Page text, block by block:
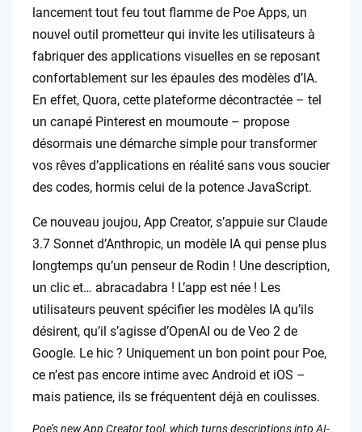
lancement tout feu tout flamme de Poe Apps, un
nouvel outil prometteur qui invite les utilisateurs à
fabriquer des applications visuelles en se reposant
confortablement sur les épaules des modèles d’IA.
En effet, Quora, cette plateforme décontractée – tel
un canapé Pinterest en moumoute – propose
désormais une démarche simple pour transformer
vos rêves d’applications en réalité sans vous soucier
des codes, hormis celui de la potence JavaScript.
Ce nouveau joujou, App Creator, s’appuie sur Claude
3.7 Sonnet d’Anthropic, un modèle IA qui pense plus
longtemps qu’un penseur de Rodin ! Une description,
un clic et… abracadabra ! L’app est née ! Les
utilisateurs peuvent spécifier les modèles IA qu’ils
désirent, qu’il s’agisse d’OpenAI ou de Veo 2 de
Google. Le hic ? Uniquement un bon point pour Poe,
ce n’est pas encore intime avec Android et iOS –
mais patience, ils se fréquentent déjà en coulisses.
Poe’s new App Creator tool, which turns descriptions into AI-